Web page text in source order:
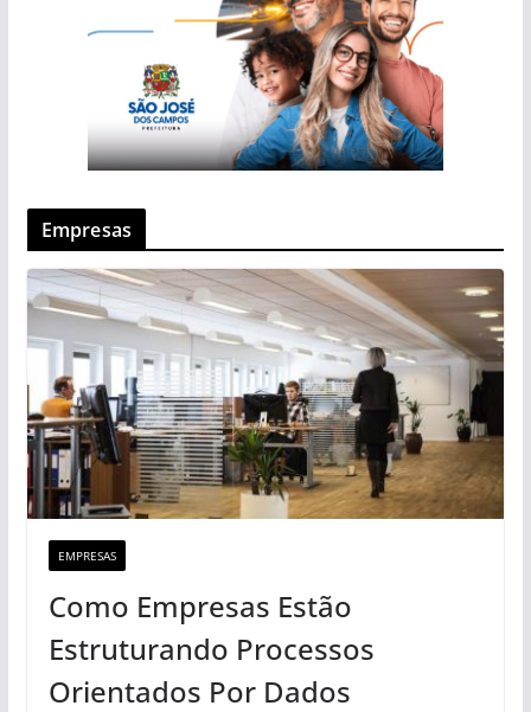
Empresas
EMPRESAS
Como Empresas Estão
Estruturando Processos
Orientados Por Dados